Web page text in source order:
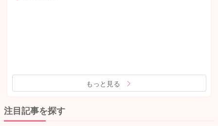
もっと見る
注目記事を探す